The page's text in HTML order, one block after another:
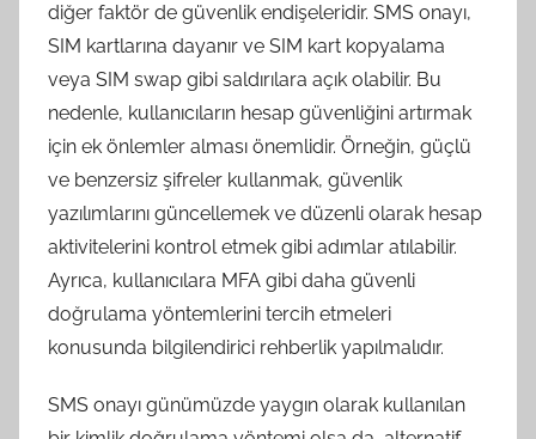
diğer faktör de güvenlik endişeleridir. SMS onayı,
SIM kartlarına dayanır ve SIM kart kopyalama
veya SIM swap gibi saldırılara açık olabilir. Bu
nedenle, kullanıcıların hesap güvenliğini artırmak
için ek önlemler alması önemlidir. Örneğin, güçlü
ve benzersiz şifreler kullanmak, güvenlik
yazılımlarını güncellemek ve düzenli olarak hesap
aktivitelerini kontrol etmek gibi adımlar atılabilir.
Ayrıca, kullanıcılara MFA gibi daha güvenli
doğrulama yöntemlerini tercih etmeleri
konusunda bilgilendirici rehberlik yapılmalıdır.
SMS onayı günümüzde yaygın olarak kullanılan